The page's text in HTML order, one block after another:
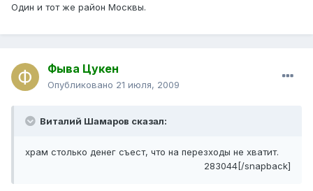
Один и тот же район Москвы.
Фыва Цукен
Опубликовано 21 июля, 2009
Виталий Шамаров сказал:
храм столько денег съест, что на перезходы не хватит.
283044[/snapback]